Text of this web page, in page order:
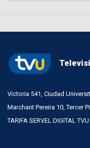
Victoria 541, Ciudad
Marchant Pereira 10, Tercer
TARIFA SERVEL DIGITAL